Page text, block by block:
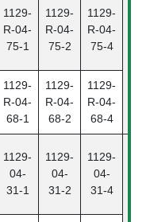
1129-
R-04-
75-1
1129-
R-04-
75-2
1129-
R-04-
75-4
1129-
R-04-
68-1
1129-
R-04-
68-2
1129-
R-04-
68-4
1129-
04-
31-1
1129-
04-
31-2
1129-
04-
31-4